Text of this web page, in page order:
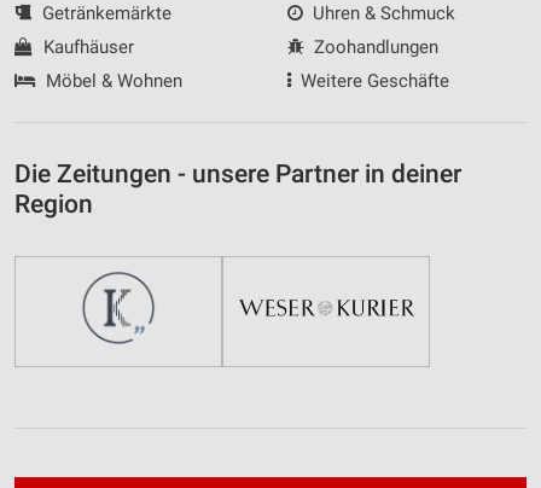
Getränkemärkte
Kaufhäuser
Möbel & Wohnen
Uhren & Schmuck
Zoohandlungen
Weitere Geschäfte
Die Zeitungen - unsere Partner in deiner
Region